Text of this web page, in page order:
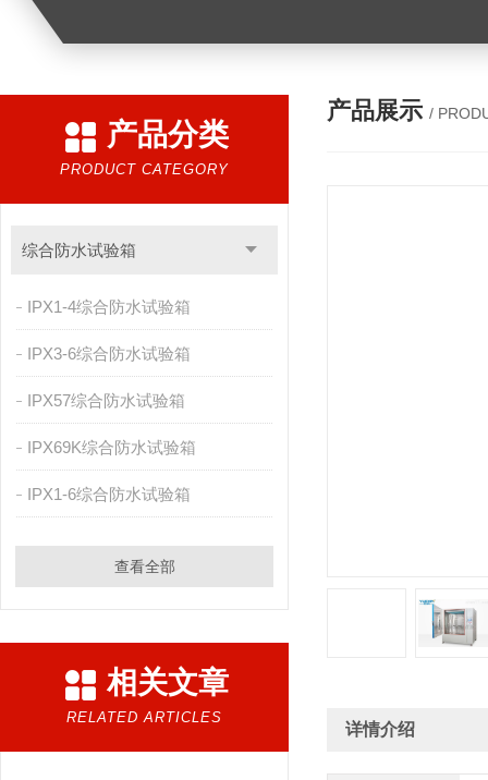
产品分类
PRODUCT CATEGORY
综合防水试验箱
IPX1-4综合防水试验箱
IPX3-6综合防水试验箱
IPX57综合防水试验箱
IPX69K综合防水试验箱
IPX1-6综合防水试验箱
查看全部
相关文章
RELATED ARTICLES
产品展示 /
详情介绍